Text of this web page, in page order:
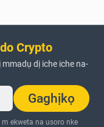
Crypto
dị iche iche na-
Gaghịkọ
ekweta na usoro nke